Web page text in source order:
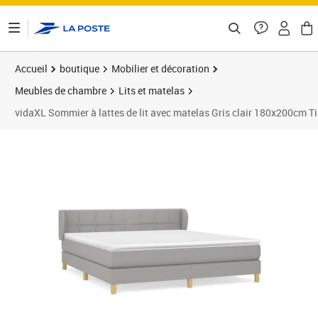
Accueil boutique
Mobilier et décoration
Meubles de chambre
Lits et matelas
vidaXL Sommier à lattes de lit avec matelas Gris clair 180x200cm